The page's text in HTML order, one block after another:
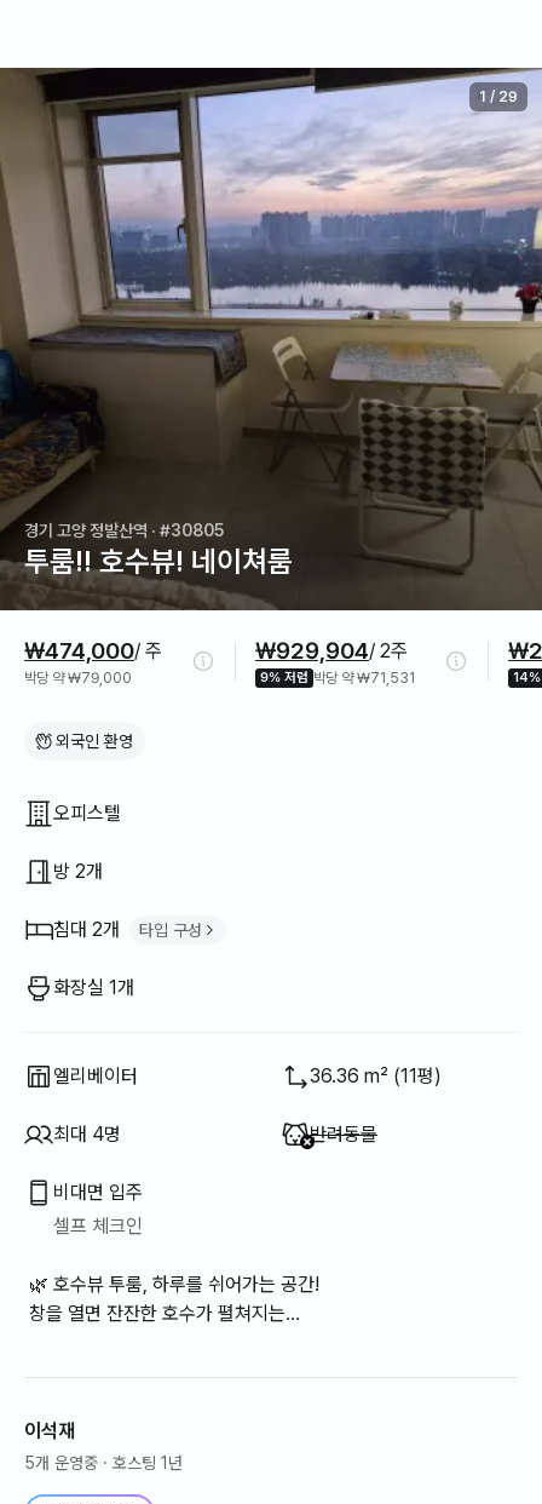
경기 고양 정발산역 · #30805
투룸!! 호수뷰! 네이쳐룸
1 / 29
₩474,000/ 주
박당 약 ₩79,000
₩929,904/ 2주
9% 저렴 박당 약 ₩71,531 14%
외국인 환영
집 구조
오피스텔
방 2개
침대 2개 타입 구성
화장실 1개
엘리베이터 36.36 m² (11평)
최대 4명 이용 불가
반려동물
비대면 입주
셀프 체크인
🌿 호수뷰 투룸, 하루를 쉬어가는 공간!
창을 열면 잔잔한 호수가 펼쳐지는
(최대4인 이용가능합니다)
이석재
5개 운영중 · 호스팅 1년